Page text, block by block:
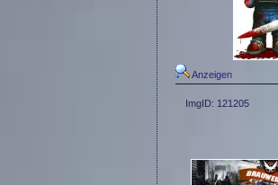
Anzeigen
ImgID: 121205